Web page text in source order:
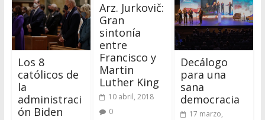
Los 8
católicos de
la
administraci
ón Biden
Arz. Jurkovič:
Gran
sintonía
entre
Francisco y
Martin
Luther King
10 abril, 2018
0
Decálogo
para una
sana
democracia
17 marzo,